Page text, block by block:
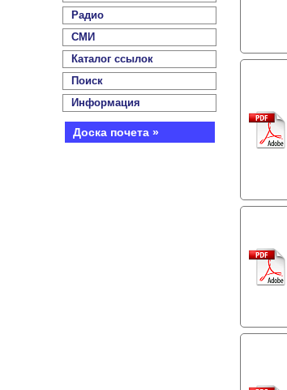
Радио
СМИ
Каталог ссылок
Поиск
Информация
Доска почета »